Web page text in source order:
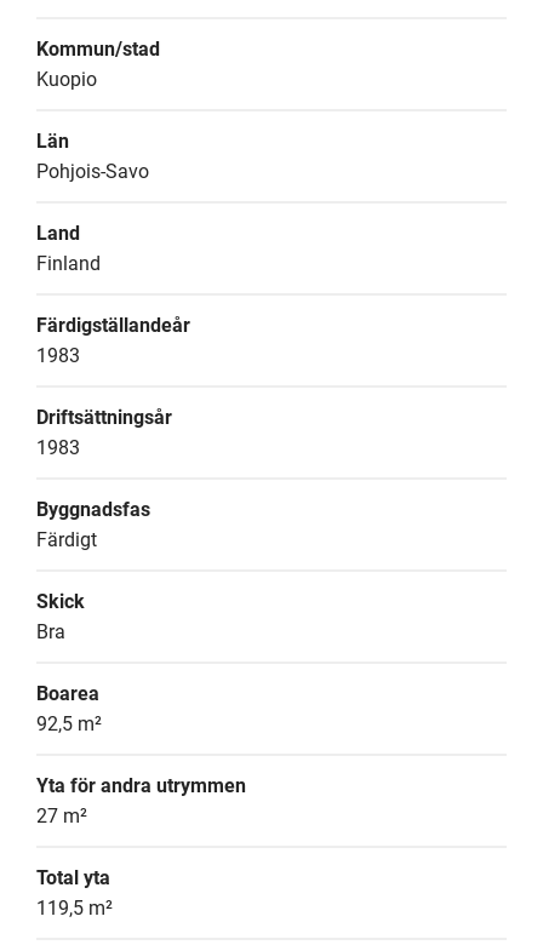
Kommun/stad
Kuopio
Län
Pohjois-Savo
Land
Finland
Färdigställandeår
1983
Driftsättningsår
1983
Byggnadsfas
Färdigt
Skick
Bra
Boarea
92,5 m²
Yta för andra utrymmen
27 m²
Total yta
119,5 m²